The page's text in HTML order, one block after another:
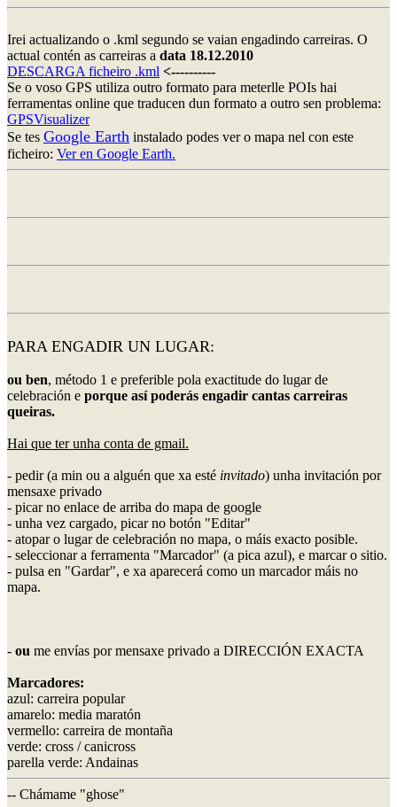
Irei actualizando o .kml segundo se vaian engadindo carreiras. O
actual contén as carreiras a data 18.12.2010
DESCARGA ficheiro .kml <----------
Se o voso GPS utiliza outro formato para meterlle POIs hai
ferramentas online que traducen dun formato a outro sen problema:
GPSVisualizer
Se tes Google Earth instalado podes ver o mapa nel con este
ficheiro: Ver en Google Earth.
PARA ENGADIR UN LUGAR:
ou ben, método 1 e preferible pola exactitude do lugar de
celebración e porque así poderás engadir cantas carreiras
queiras.
Hai que ter unha conta de gmail.
- pedir (a min ou a alguén que xa esté invitado) unha invitación por
mensaxe privado
- picar no enlace de arriba do mapa de google
- unha vez cargado, picar no botón "Editar"
- atopar o lugar de celebración no mapa, o máis exacto posible.
- seleccionar a ferramenta "Marcador" (a pica azul), e marcar o sitio.
- pulsa en "Gardar", e xa aparecerá como un marcador máis no
mapa.
- ou me envías por mensaxe privado a DIRECCIÓN EXACTA
Marcadores:
azul: carreira popular
amarelo: media maratón
vermello: carreira de montaña
verde: cross / canicross
parella verde: Andainas
-- Chámame "ghose"